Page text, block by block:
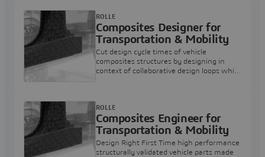
Composites Designer for
Transportation & Mobility
Cut design cycle times of vehicle
composites structures by designing in
context of collaborative design loops while
ROLLE
Composites Engineer for
Transportation & Mobility
Design Right First Time high performance
structurally validated vehicle parts made
ROLLE